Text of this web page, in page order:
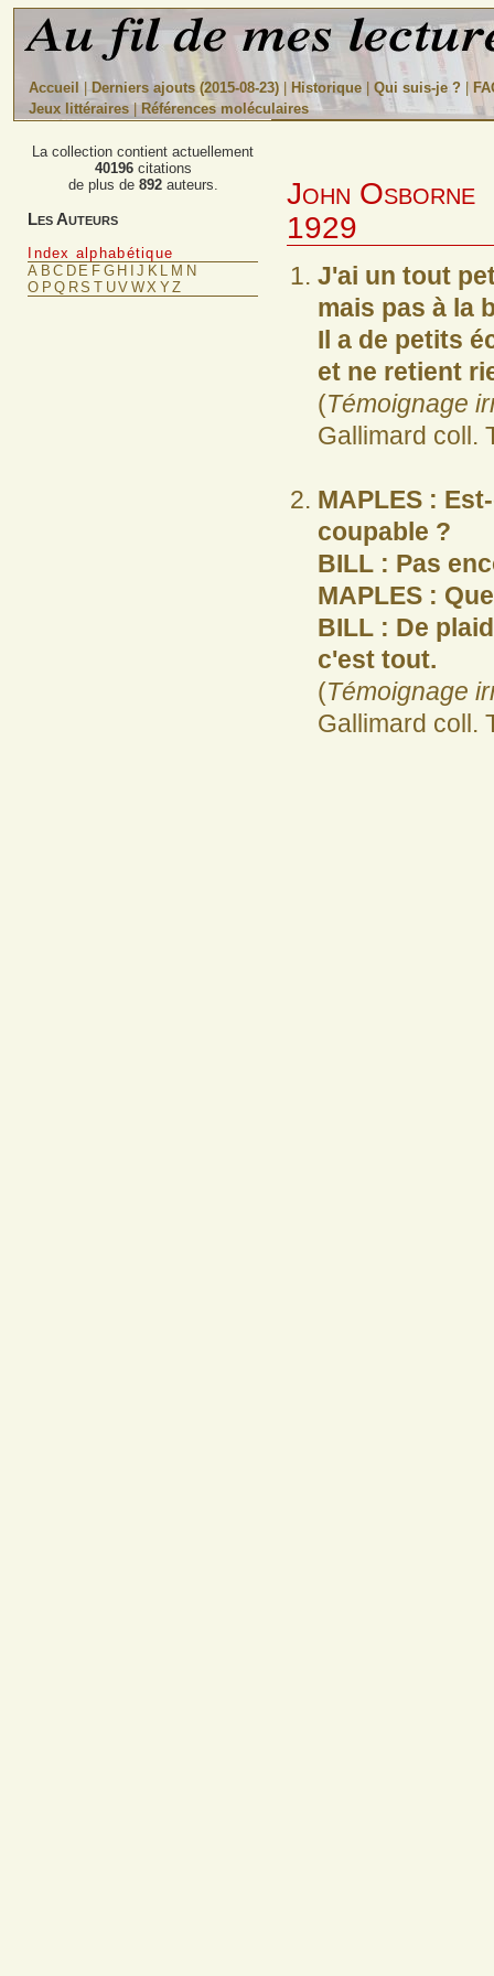
Accueil | Derniers ajouts (2015-08-23) | Historique| Qui suis-je ? |
Jeux littéraires| Références moléculaires
John Osborne
1929
J'ai un tout
mais pas à la
Il a de petits
et ne retient
(Témoignage
Gallimard coll.
MAPLES :
coupable ?
BILL : Pas
MAPLES :
BILL : De
c'est tout.
(Témoignage
Gallimard coll.
La collection contient actuellement
40196citations
de plus de 892auteurs.
Les Auteurs
Index alphabétique
A BC D E F G H IJ K L M N
O PQ RST UV WX YZ